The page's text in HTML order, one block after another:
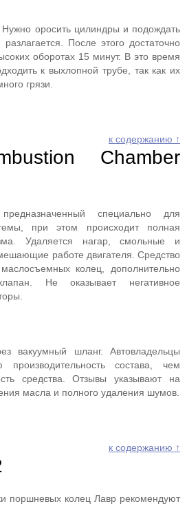
Нужно оросить цилиндры и подождать
После этого достаточно
оборотах 15 минут. В это время
к выхлопной трубе, так как их
грязи.
к содержанию ↑
Chamber
специально для
при этом происходит полная
Удаляется нагар, смольные и
работе двигателя. Средство
колец, дополнительно
Не оказывает негативное
вакуумный шланг. Автовладельцы
состава, чем
средства. Отзывы указывают на
масла и полного удаления шумов.
к содержанию ↑
поршневых колец Лавр рекомендуют